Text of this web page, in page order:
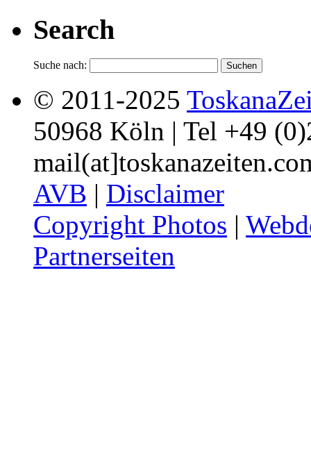
Search
Suche nach:
© 2011-2025
50968 Köln | Tel +49
AVB | Disclaimer
Copyright Photos |
Partnerseiten